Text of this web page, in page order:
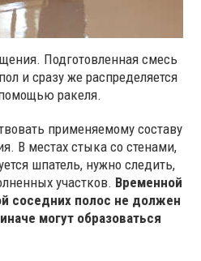
Подготовленная смесь
и сразу же распределяется
ракеля.
применяемому составу
В местах стыка со стенами,
шпатель, нужно следить,
участков. Временной
соседних полос не должен
могут образоваться